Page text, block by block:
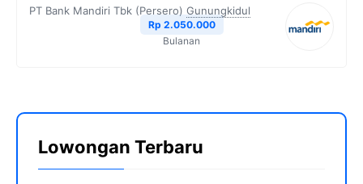
PT Bank Mandiri Tbk (Persero) Gunungkidul
Rp 2.050.000
Bulanan
Lowongan Terbaru